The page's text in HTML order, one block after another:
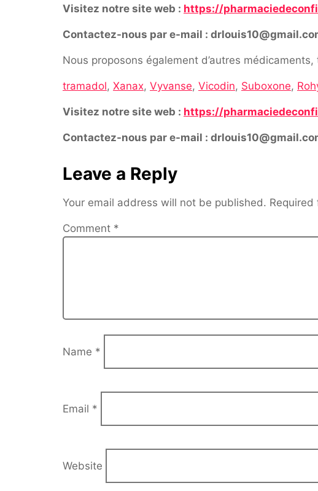
Visitez notre site web : https://
Contactez-nous par e-mail :
Nous proposons également d’autres médicaments,
tramadol, Xanax, Vyvanse, Vicodin, Suboxone,
Visitez notre site web : https://
Contactez-nous par e-mail :
Leave a Reply
Your email address will not be published. Required
Comment *
Name *
Email *
Website